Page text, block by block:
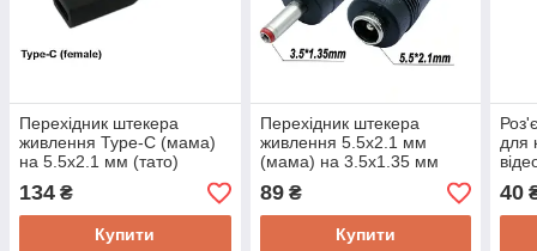
Перехідник штекера
живлення Type-C (мама)
на 5.5х2.1 мм (тато)
Ningbo Kepo RL-Type-
C/55210
134 ₴
Купити
Перехідник штекера
живлення 5.5х2.1 мм
(мама) на 3.5x1.35 мм
(тато) Ningbo Kepo RL-
55210/35135
89₴
Купити
для
40